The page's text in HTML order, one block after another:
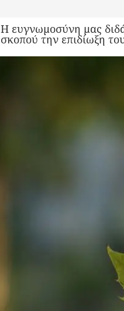
Η ευγνωμοσύνη μας
σκοπού την επιδίωξη